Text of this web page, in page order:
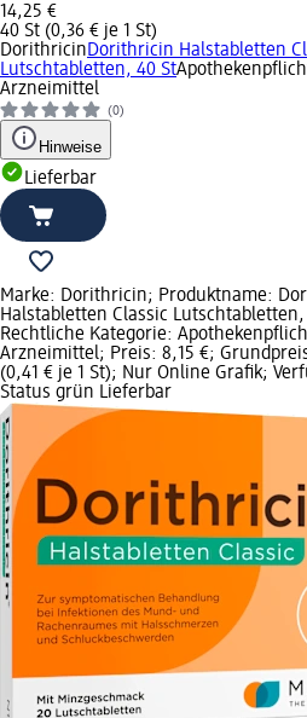
14,25 €
40 St (0,36 € je 1 St)
DorithricinDorithricin Halstabletten
Lutschtabletten, 40 St
Arzneimittel
(0)
Hinweise
Lieferbar
Marke: Dorithricin; Produktname:
Halstabletten Classic Lutschtabletten,
Rechtliche Kategorie:
Arzneimittel; Preis: 8,15 €;
(0,41 € je 1 St); Nur Online Grafik;
Status grün Lieferbar